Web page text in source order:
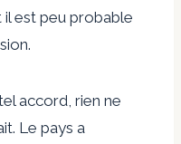
il est peu probable
accord, rien ne
Le pays a